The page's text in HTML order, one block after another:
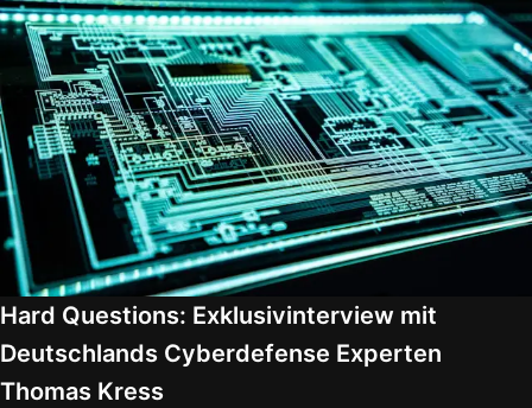
Hard Questions: Exklusivinterview mit
Deutschlands Cyberdefense Experten
Thomas Kress